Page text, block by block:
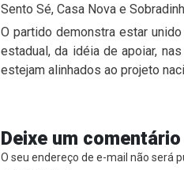
Sento Sé, Casa Nova e
O partido demonstra estar
estadual, da idéia de apoiar,
estejam alinhados ao projeto
Deixe um comentário
O seu endereço de e-mail não será